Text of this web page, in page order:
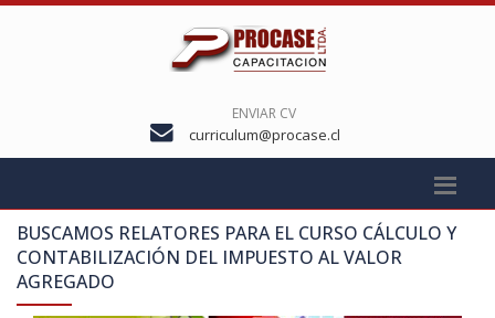
ENVIAR CV
curriculum@procase.cl
BUSCAMOS RELATORES PARA EL CURSO CÁLCULO Y
CONTABILIZACIÓN DEL IMPUESTO AL VALOR
AGREGADO